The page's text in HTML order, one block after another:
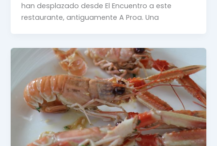
han desplazado desde El Encuentro a este
restaurante, antiguamente A Proa. Una